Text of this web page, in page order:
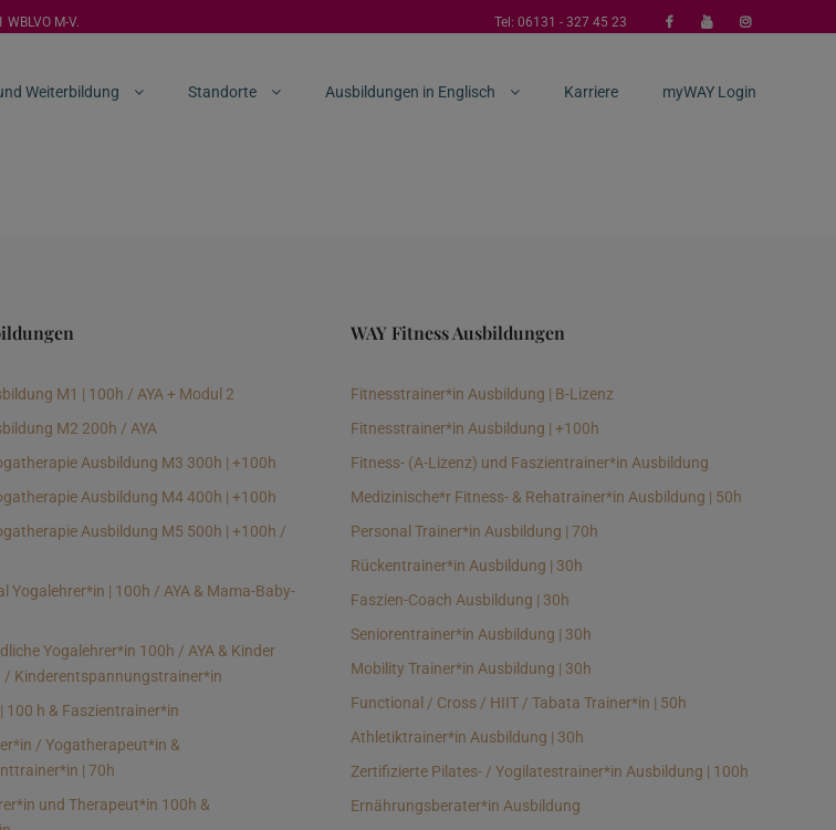
M-V. Tel: 06131 - 327 45 23
Weiterbildung Standorte Ausbildungen in Englisch Karriere myWAY Login
M1 | 100h / AYA + Modul 2
M2 200h / AYA
Ausbildung M3 300h | +100h
Ausbildung M4 400h | +100h
Ausbildung M5 500h | +100h /
Yogalehrer*in | 100h / AYA & Mama-Baby-
Yogalehrer*in 100h / AYA & Kinder
Kinderentspannungstrainer*in
100 h & Faszientrainer*in
/ Yogatherapeut*in &
| 70h
und Therapeut*in 100h &
WAY Fitness Ausbildungen
Fitnesstrainer*in Ausbildung | B-Lizenz
Fitnesstrainer*in Ausbildung | +100h
Fitness- (A-Lizenz) und Faszientrainer*in Ausbildung
Medizinische*r Fitness- & Rehatrainer*in Ausbildung | 50h
Personal Trainer*in Ausbildung | 70h
Rückentrainer*in Ausbildung | 30h
Faszien-Coach Ausbildung | 30h
Seniorentrainer*in Ausbildung | 30h
Mobility Trainer*in Ausbildung | 30h
Functional / Cross / HIIT / Tabata Trainer*in | 50h
Athletiktrainer*in Ausbildung | 30h
Zertifizierte Pilates- / Yogilatestrainer*in Ausbildung | 100h
Ernährungsberater*in Ausbildung